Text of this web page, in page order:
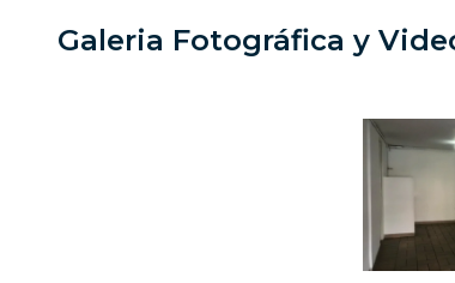
Galeria Fotográfica y